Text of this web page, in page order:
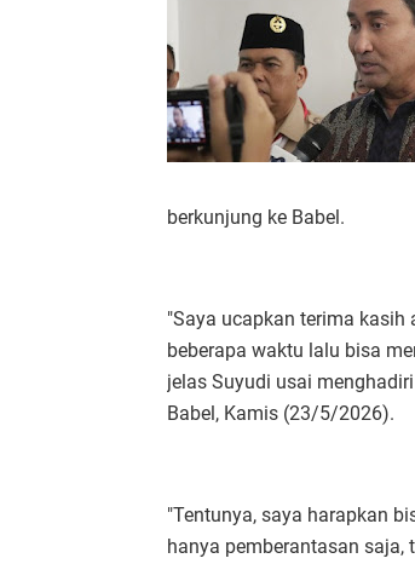
berkunjung ke Babel.
"Saya ucapkan terima kasih
beberapa waktu lalu bisa
jelas Suyudi usai
Babel, Kamis (23/5/2026).
"Tentunya, saya harapkan
hanya pemberantasan